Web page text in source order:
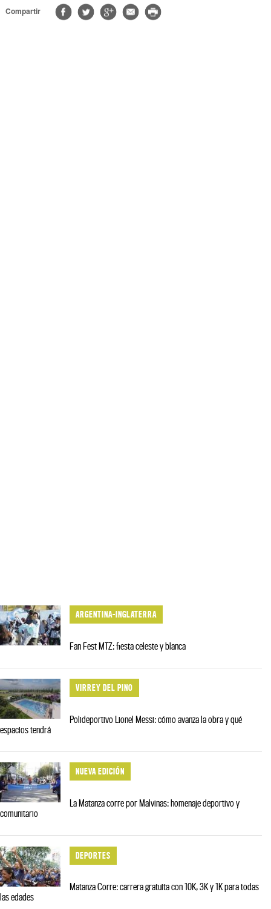
Compartir
ARGENTINA-INGLATERRA
Fan Fest MTZ: fiesta celeste y blanca
VIRREY DEL PINO
Polideportivo Lionel Messi: cómo avanza la obra y qué
espacios tendrá
NUEVA EDICIÓN
La Matanza corre por Malvinas: homenaje deportivo y
comunitario
DEPORTES
Matanza Corre: carrera gratuita con 10K, 3K y 1K para todas
las edades